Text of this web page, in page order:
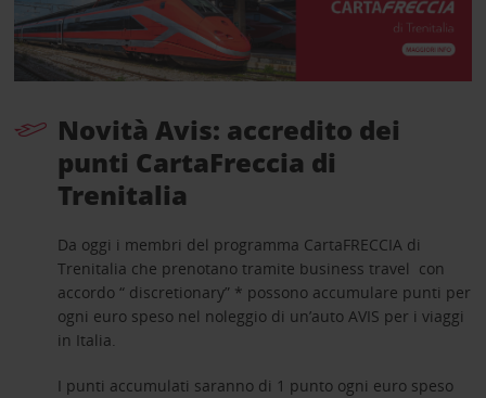
Novità Avis: accredito dei
punti CartaFreccia di
Trenitalia
Da oggi i membri del programma CartaFRECCIA di
Trenitalia che prenotano tramite business travel con
accordo “ discretionary” * possono accumulare punti per
ogni euro speso nel noleggio di un’auto AVIS per i viaggi
in Italia.
I punti accumulati saranno di 1 punto ogni euro speso